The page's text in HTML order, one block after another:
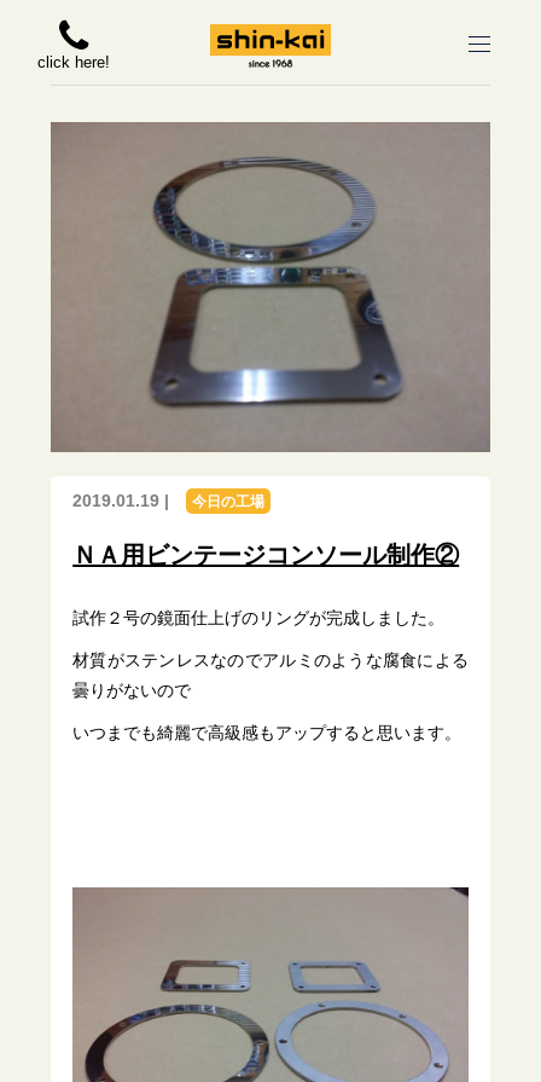
click here!
2019.01.19 | 今日の工場
ＮＡ用ビンテージコンソール制作②
試作２号の鏡面仕上げのリングが完成しました。
材質がステンレスなのでアルミのような腐食による
曇りがないので
いつまでも綺麗で高級感もアップすると思います。